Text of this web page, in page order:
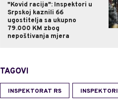
"Kovid racija": Inspektori u
Srpskoj kaznili 66
ugostitelja sa ukupno
79.000 KM zbog
nepoštivanja mjera
TAGOVI
INSPEKTORAT RS INSPEKTORI